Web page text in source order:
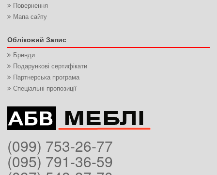
Повернення
Мапа сайту
Обліковий Запис
Бренди
Подарункові сертифікати
Партнерська програма
Спеціальні пропозиції
(099) 753-26-77
(095) 791-36-59